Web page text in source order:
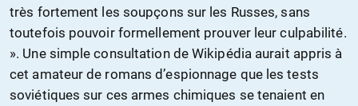
très fortement les soupçons sur les Russes, sans
toutefois pouvoir formellement prouver leur culpabilité.
». Une simple consultation de Wikipédia aurait appris à
cet amateur de romans d’espionnage que les tests
soviétiques sur ces armes chimiques se tenaient en